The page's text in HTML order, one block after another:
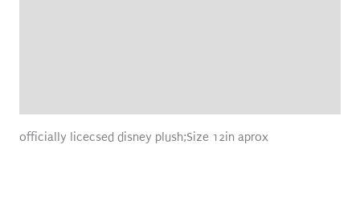
officially licecsed disney plush;Size 12in aprox